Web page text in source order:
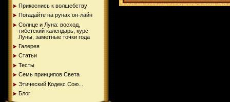
Прикоснись к волшебству
Погадайте на рунах oн-лайн
Солнце и Луна: восход,
тибетский календарь, курс
Луны, заметные точки года
Галерея
Статьи
Тесты
Семь принципов Света
Этический Кодекс Сою...
Блог